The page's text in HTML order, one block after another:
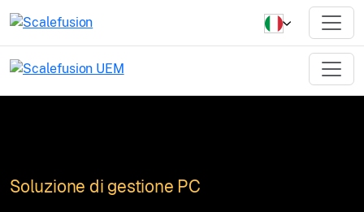
Soluzione di gestione PC